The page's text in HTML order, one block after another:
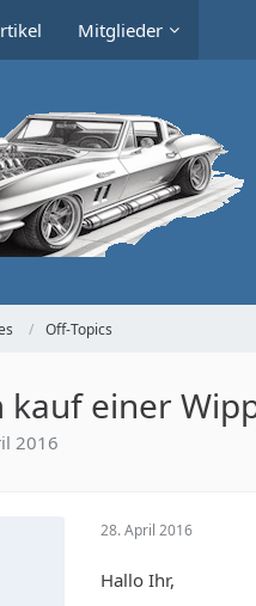
Mitglieder
Off-Topics
kauf einer
2016
28. April 2016
Hallo Ihr,